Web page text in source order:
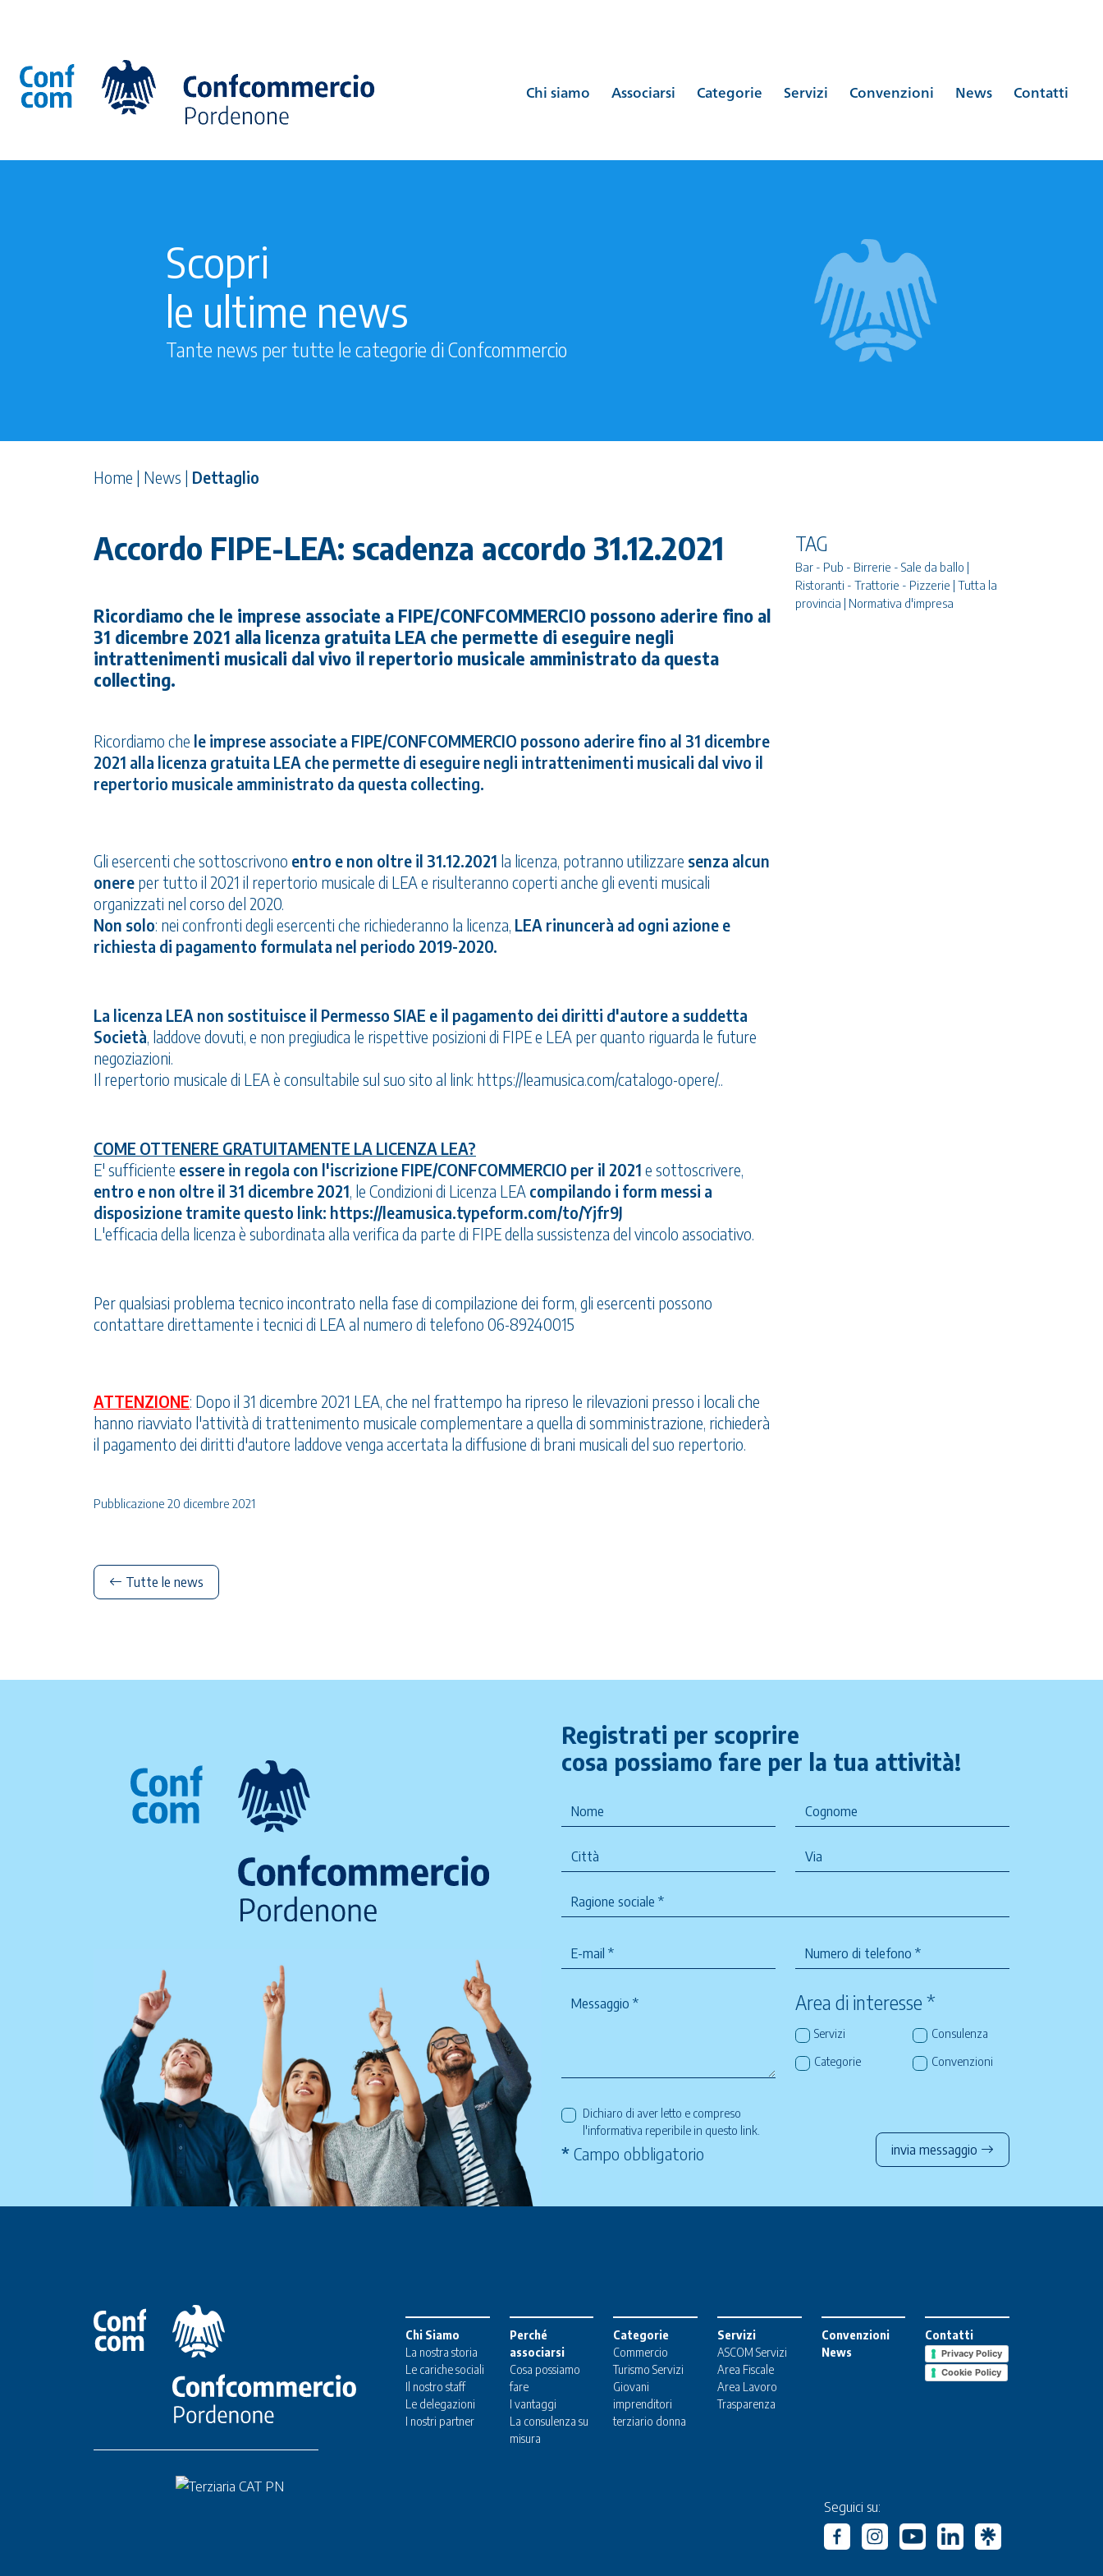
Chi siamo Associarsi Categorie Servizi Convenzioni News Contatti
Scopri
le ultime news
Tante news per tutte le categorie di Confcommercio
Home | News | Dettaglio
Accordo FIPE-LEA: scadenza accordo 31.12.2021
Ricordiamo che le imprese associate a FIPE/CONFCOMMERCIO possono aderire fino al
31 dicembre 2021 alla licenza gratuita LEA che permette di eseguire negli
intrattenimenti musicali dal vivo il repertorio musicale amministrato da questa
collecting.
Ricordiamo che le imprese associate a FIPE/CONFCOMMERCIO possono aderire fino al 31 dicembre
2021 alla licenza gratuita LEA che permette di eseguire negli intrattenimenti musicali dal vivo il
repertorio musicale amministrato da questa collecting.
Gli esercenti che sottoscrivono entro e non oltre il 31.12.2021 la licenza, potranno utilizzare senza alcun
onere per tutto il 2021 il repertorio musicale di LEA e risulteranno coperti anche gli eventi musicali
organizzati nel corso del 2020.
Non solo: nei confronti degli esercenti che richiederanno la licenza, LEA rinuncerà ad ogni azione e
richiesta di pagamento formulata nel periodo 2019-2020.
La licenza LEA non sostituisce il Permesso SIAE e il pagamento dei diritti d'autore a suddetta
Società, laddove dovuti, e non pregiudica le rispettive posizioni di FIPE e LEA per quanto riguarda le future
negoziazioni.
Il repertorio musicale di LEA è consultabile sul suo sito al link: https://leamusica.com/catalogo-opere/..
COME OTTENERE GRATUITAMENTE LA LICENZA LEA?
E' sufficiente essere in regola con l'iscrizione FIPE/CONFCOMMERCIO per il 2021 e sottoscrivere,
entro e non oltre il 31 dicembre 2021, le Condizioni di Licenza LEA compilando i form messi a
disposizione tramite questo link: https://leamusica.typeform.com/to/Yjfr9J
L'efficacia della licenza è subordinata alla verifica da parte di FIPE della sussistenza del vincolo associativo.
Per qualsiasi problema tecnico incontrato nella fase di compilazione dei form, gli esercenti possono
contattare direttamente i tecnici di LEA al numero di telefono 06-89240015
ATTENZIONE: Dopo il 31 dicembre 2021 LEA, che nel frattempo ha ripreso le rilevazioni presso i locali che
hanno riavviato l'attività di trattenimento musicale complementare a quella di somministrazione, richiederà
il pagamento dei diritti d'autore laddove venga accertata la diffusione di brani musicali del suo repertorio.
Pubblicazione 20 dicembre 2021
Tutte le news
TAG
Bar - Pub - Birrerie - Sale da ballo |
Ristoranti - Trattorie - Pizzerie | Tutta la
provincia | Normativa d'impresa
Registrati per scoprire
cosa possiamo fare per la tua attività!
Area di interesse *
Servizi
Consulenza
Categorie
Convenzioni
Dichiaro di aver letto e compreso
l'informativa reperibile in questo link
* Campo obbligatorio invia messaggio
Chi Siamo
La nostra storia
Le cariche sociali
Il nostro staff
Le delegazioni
I nostri partner
Perché
associarsi
Cosa possiamo
fare
I vantaggi
La consulenza su
misura
Categorie
Commercio
Turismo Servizi
Giovani
imprenditori
terziario donna
Servizi
ASCOM Servizi
Area Fiscale
Area Lavoro
Trasparenza
Convenzioni
News
Contatti
Privacy Policy
Cookie Policy
Seguici su: